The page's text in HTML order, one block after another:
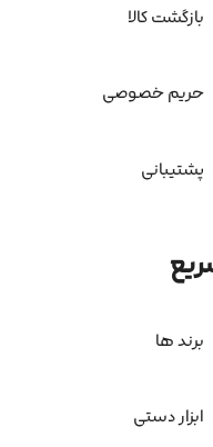
بازگشت کالا
حریم خصوصی
پشتیبانی
برند ها
ابزار دستی